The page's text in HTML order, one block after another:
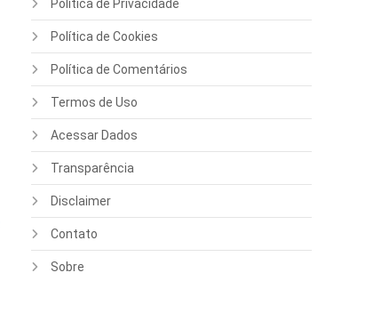
Política de Privacidade
Política de Cookies
Política de Comentários
Termos de Uso
Acessar Dados
Transparência
Disclaimer
Contato
Sobre